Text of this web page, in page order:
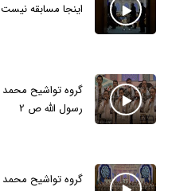
اینجا مسابقه نیست
گروه تواشیح محمد
رسول الله ص 2
گروه تواشیح محمد